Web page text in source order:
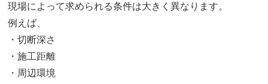
現場によって求められる条件は大きく異なります。
例えば、
・切断深さ
・施工距離
・周辺環境